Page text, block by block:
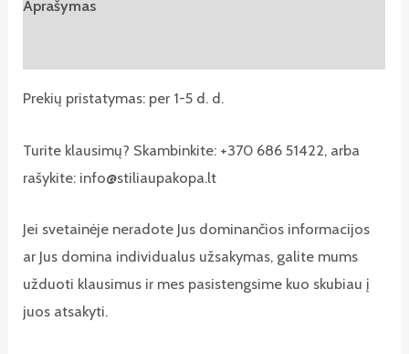
Aprašymas
Prekių pristatymas: per 1-5 d. d.
Turite klausimų? Skambinkite: +370 686 51422, arba
rašykite: info@stiliaupakopa.lt
Jei svetainėje neradote Jus dominančios informacijos
ar Jus domina individualus užsakymas, galite mums
užduoti klausimus ir mes pasistengsime kuo skubiau į
juos atsakyti.